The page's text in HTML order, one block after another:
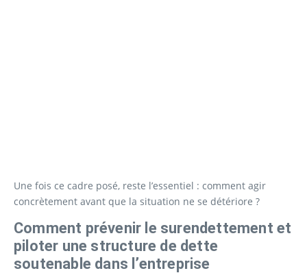
Une fois ce cadre posé, reste l’essentiel : comment agir
concrètement avant que la situation ne se détériore ?
Comment prévenir le surendettement et
piloter une structure de dette
soutenable dans l’entreprise